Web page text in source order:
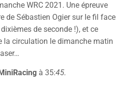
WRC 2021. Une épreuve
de Sébastien Ogier sur le fil face
de seconde !), et ce
la circulation le dimanche matin
à 35:45.